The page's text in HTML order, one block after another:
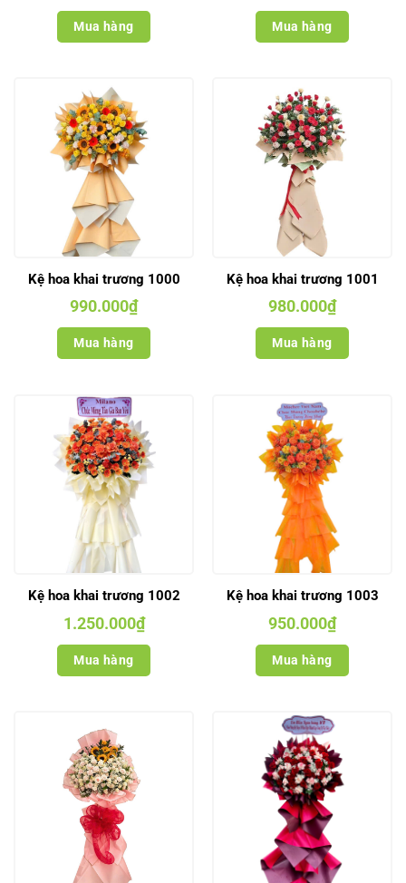
Mua hàng Mua hàng
Kệ hoa khai trương 1000
990.000₫
Mua hàng
Kệ hoa khai trương 1001
980.000₫
Mua hàng
Kệ hoa khai trương 1002
1.250.000₫
Mua hàng
Kệ hoa khai trương 1003
950.000₫
Mua hàng